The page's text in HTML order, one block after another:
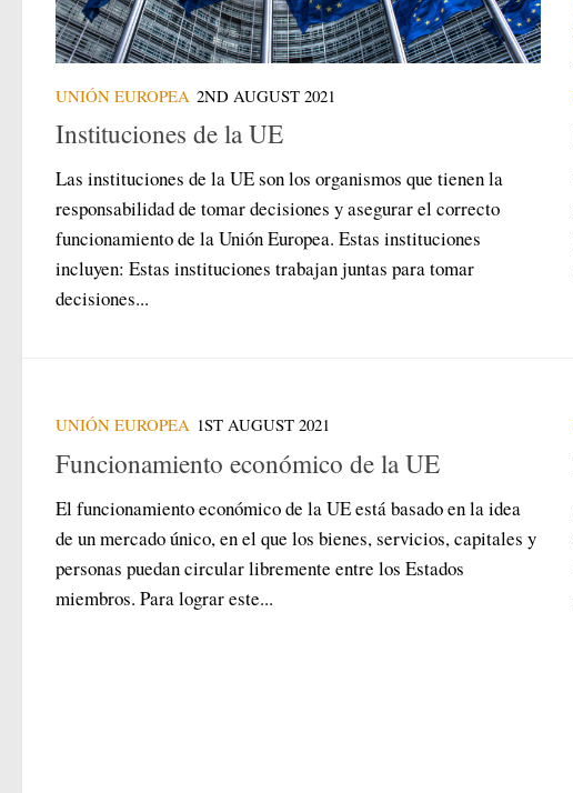
UNIÓN EUROPEA 2ND AUGUST 2021
Instituciones de la UE
Las instituciones de la UE son los organismos que tienen la
responsabilidad de tomar decisiones y asegurar el correcto
funcionamiento de la Unión Europea. Estas instituciones
incluyen: Estas instituciones trabajan juntas para tomar
decisiones...
UNIÓN EUROPEA 1ST AUGUST 2021
Funcionamiento económico de la UE
El funcionamiento económico de la UE está basado en la idea
de un mercado único, en el que los bienes, servicios, capitales y
personas puedan circular libremente entre los Estados
miembros. Para lograr este...